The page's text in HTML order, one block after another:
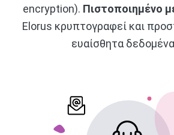
encryption). Πιστοποιημένο
Elorus κρυπτογραφεί και
ευαίσθητα